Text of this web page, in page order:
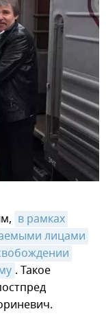
в рамках
лицами
. Такое